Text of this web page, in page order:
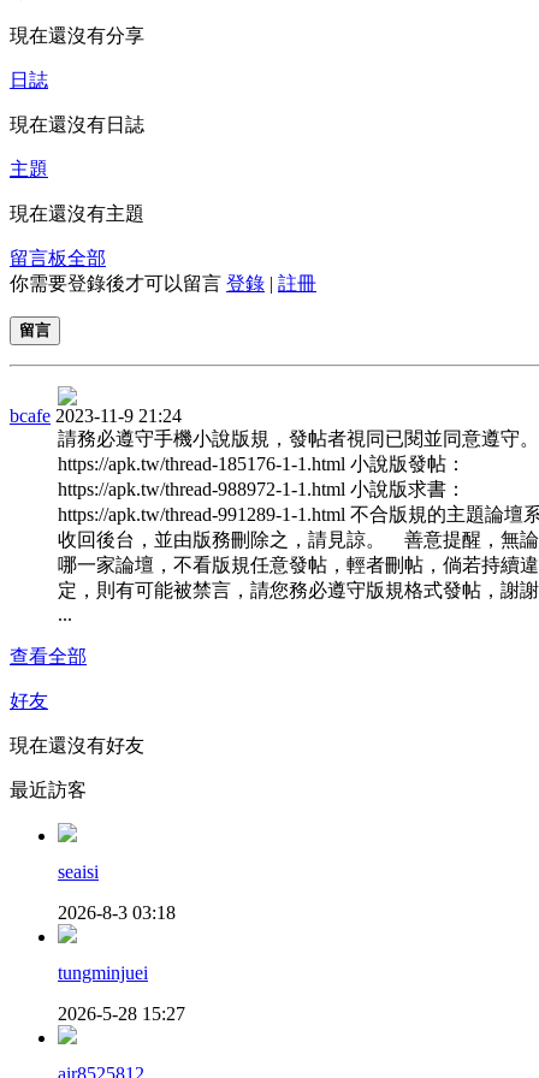
現在還沒有分享
日誌
現在還沒有日誌
主題
現在還沒有主題
留言板全部
你需要登錄後才可以留言 登錄 | 註冊
留言
bcafe 2023-11-9 21:24
請務必遵守手機小說版規，發帖者視同已閱並同意遵守。
https://apk.tw/thread-185176-1-1.html 小說版發帖：
https://apk.tw/thread-988972-1-1.html 小說版求書：
https://apk.tw/thread-991289-1-1.html 不合版規的主題論壇
收回後台，並由版務刪除之，請見諒。 善意提醒，無論
哪一家論壇，不看版規任意發帖，輕者刪帖，倘若持續
定，則有可能被禁言，請您務必遵守版規格式發帖，謝
...
查看全部
好友
現在還沒有好友
最近訪客
seaisi
2026-8-3 03:18
tungminjuei
2026-5-28 15:27
air8525812